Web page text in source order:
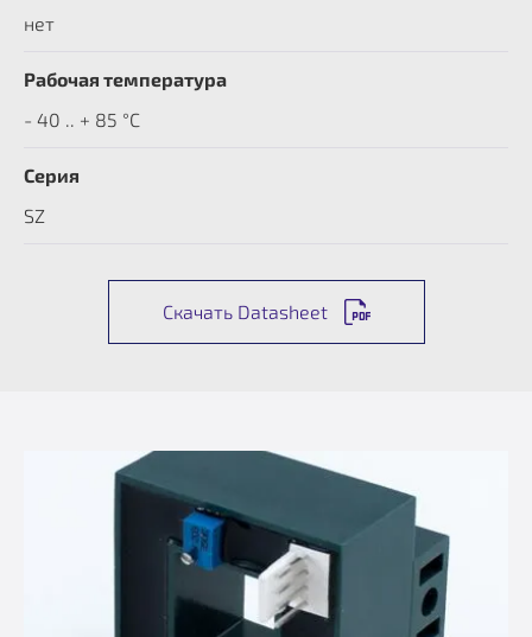
нет
Рабочая температура
- 40 .. + 85 °C
Серия
SZ
Скачать Datasheet